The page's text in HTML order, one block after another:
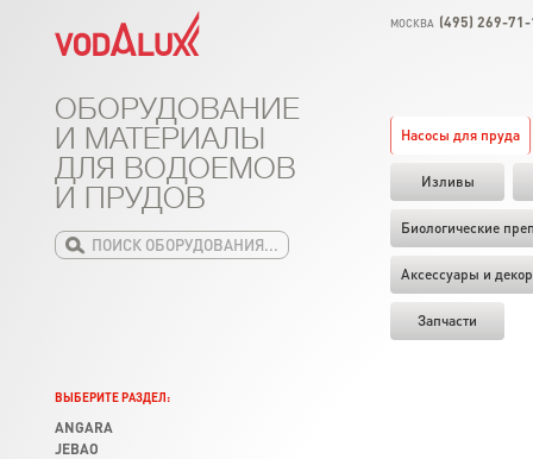
МОСКВА (495) 269-
Насосы для пруда
Изливы
Биологические
Аксессуары и декор
Запчасти
ОБОРУДОВАНИЕ
И МАТЕРИАЛЫ
ДЛЯ ВОДОЕМОВ
И ПРУДОВ
ВЫБЕРИТЕ РАЗДЕЛ:
ANGARA
JEBAO